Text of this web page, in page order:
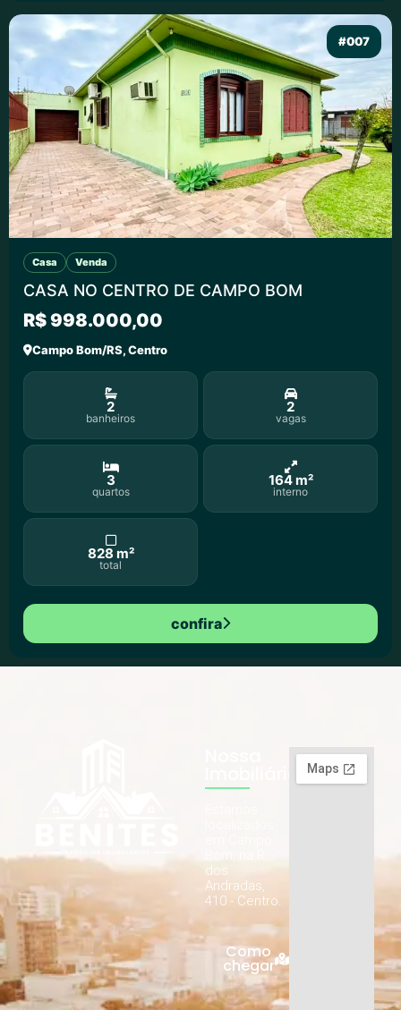
#007
Casa Venda
CASA NO CENTRO DE CAMPO BOM
R$ 998.000,00
Campo Bom/RS, Centro
2
banheiros
2
vagas
3
quartos
164 m²
interno
828 m²
total
confira
dos
Andradas,
410 - Centro.
Como
chegar